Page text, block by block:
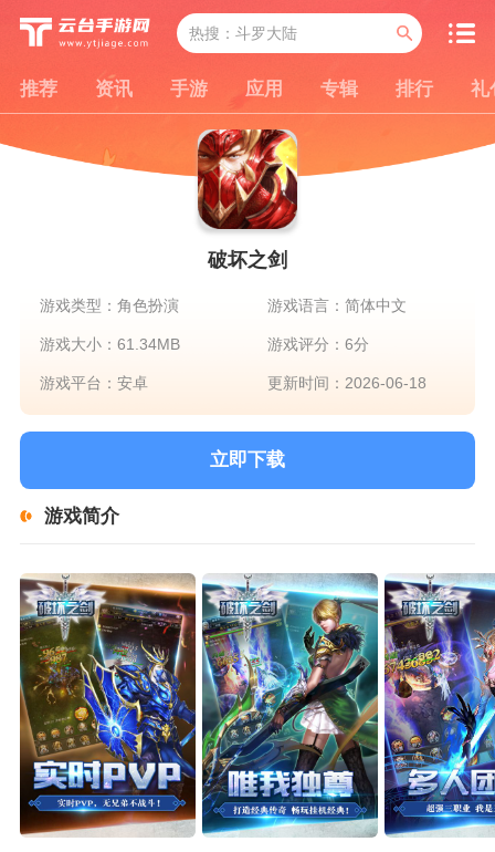
推荐 资讯 手游 应用 专辑 排行 礼
破坏之剑
游戏类型：角色扮演 游戏语言：简体中文
游戏大小：61.34MB 游戏评分：6分
游戏平台：安卓 更新时间：2026-06-18
立即下载
游戏简介